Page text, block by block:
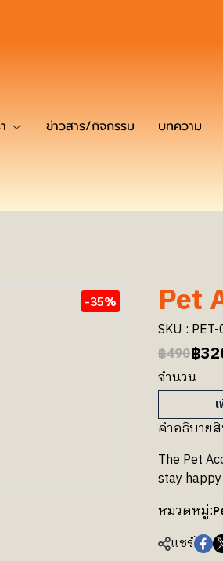
ข่าวสาร/กิจกรรม บทความ
-35% Pet
SKU :
฿490฿
จำนวน
คำอธิบาย
The Pet
stay
หมวดหมู่:
แชร์